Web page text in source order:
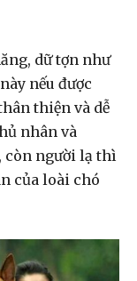
dữ tợn như
nếu được
thiện và dễ
nhân và
còn người lạ thì
của loài chó